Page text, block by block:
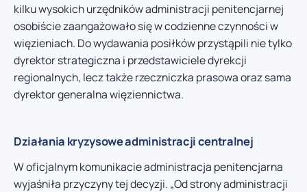
kilku wysokich urzędników administracji penitencjarnej
osobiście zaangażowało się w codzienne czynności w
więzieniach. Do wydawania posiłków przystąpili nie tylko
dyrektor strategiczna i przedstawiciele dyrekcji
regionalnych, lecz także rzeczniczka prasowa oraz sama
dyrektor generalna więziennictwa.
Działania kryzysowe administracji centralnej
W oficjalnym komunikacie administracja penitencjarna
wyjaśniła przyczyny tej decyzji. „Od strony administracji